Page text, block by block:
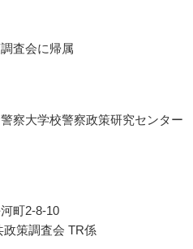
査会に帰属
察大学校警察政策研究センター
町2-8-10
策調査会 TR係